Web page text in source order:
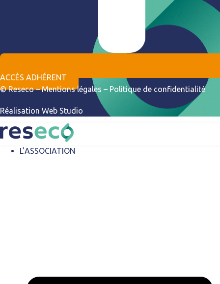
ACCÈS ADHÉRENT
© Reseco –Mentions légales – Politique de confidentialité
Réalisation Web Studio
L’ASSOCIATION